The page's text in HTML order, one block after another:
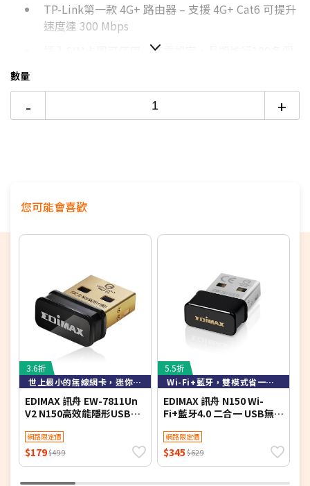
12期 $356 18家銀行/業者
TP-Link第一款 4G+ 路由器 – 支援 4G+ Cat6 可提升
速度達 300 Mbps
插入SIM卡即可使用 – 不需設定，長期進行100多個
支持MU-MIMO –同步數據流可提高WiFi吞吐量和網
更好的訊號品質 – 兩根外接LTE天線提供穩定且高效
的網路連線。
來源連接網路線至LAN/WAN連接埠作為彈性的備援
選擇。
透過Tether app輕鬆設定和管理
數量
- +
您可能會喜歡
3.6折
世上最小的無線網卡，迷你易攜帶
EDIMAX 訊舟 EW-7811Un
V2 N150高效能隱形USB無
網路限定價
$179$499
5.5折
Wi-Fi+藍牙，雙模式省一USB埠
EDIMAX 訊舟 N150 Wi-
Fi+藍牙4.0 二合一 USB無線
網路限定價
$345 $629